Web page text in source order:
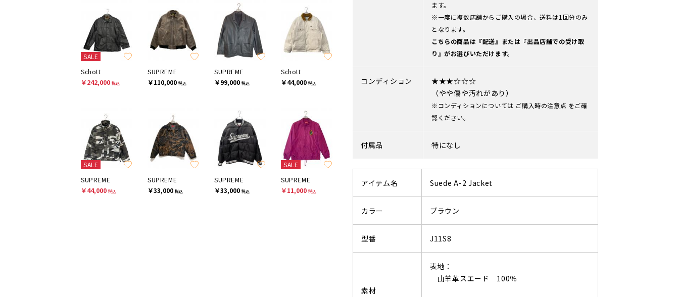
SALE
Schott
￥242,000 税込
SUPREME
￥110,000 税込
SUPREME
￥99,000 税込
Schott
￥44,000 税込
SALE
SUPREME
￥44,000 税込
SUPREME
￥33,000 税込
SUPREME
￥33,000 税込
SALE
SUPREME
￥11,000 税込
ます。
※一度に複数店舗からご購入の場合、送料は1回分のみ
となります。
こちらの商品は『配送』または『出品店舗での受け取
り』がお選びいただけます。
コンディション
★★★☆☆☆
（やや傷や汚れがあり）
※コンディションについては ご購入時の注意点 をご確
認ください。
付属品 特になし
アイテム名 Suede A-2 Jacket
カラー ブラウン
型番 J11S8
素材
表地：
山羊革スエード 100％